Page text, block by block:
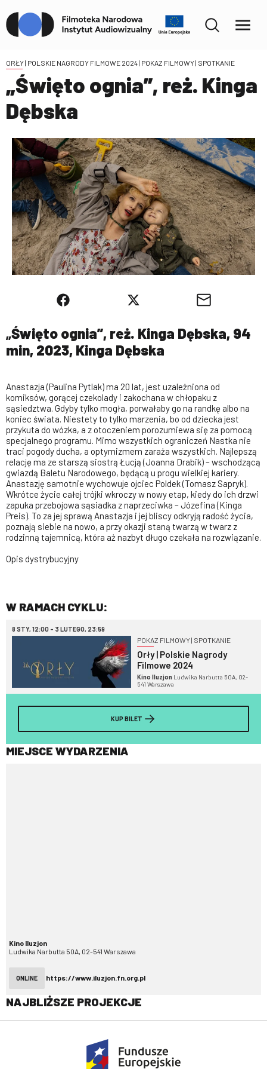
ORŁY | POLSKIE NAGRODY FILMOWE 2024| POKAZ FILMOWY | SPOTKANIE
„Święto ognia”, reż. Kinga
Dębska
„Święto ognia”, reż. Kinga Dębska, 94
min, 2023, Kinga Dębska
Anastazja (Paulina Pytlak) ma 20 lat, jest uzależniona od
komiksów, gorącej czekolady i zakochana w chłopaku z
sąsiedztwa. Gdyby tylko mogła, porwałaby go na randkę albo na
koniec świata. Niestety to tylko marzenia, bo od dziecka jest
przykuta do wózka, a z otoczeniem porozumiewa się za pomocą
specjalnego programu. Mimo wszystkich ograniczeń Nastka nie
traci pogody ducha, a optymizmem zaraża wszystkich. Najlepszą
relację ma ze starszą siostrą Łucją (Joanna Drabik) – wschodzącą
gwiazdą Baletu Narodowego, będącą u progu wielkiej kariery.
Anastazję samotnie wychowuje ojciec Poldek (Tomasz Sapryk).
Wkrótce życie całej trójki wkroczy w nowy etap, kiedy do ich drzwi
zapuka przebojowa sąsiadka z naprzeciwka – Józefina (Kinga
Preis). To za jej sprawą Anastazja i jej bliscy odkryją radość życia,
poznają siebie na nowo, a przy okazji staną twarzą w twarz z
rodzinną tajemnicą, która aż nazbyt długo czekała na rozwiązanie.
Opis dystrybucyjny
W RAMACH CYKLU:
8 STY, 12:00 - 3 LUTEGO, 23:59
POKAZ FILMOWY | SPOTKANIE
Orły | Polskie Nagrody
Filmowe 2024
Kino Iluzjon Ludwika Narbutta 50A, 02-
541 Warszawa
KUP BILET
MIEJSCE WYDARZENIA
Kino Iluzjon
Ludwika Narbutta 50A, 02-541 Warszawa
ONLINE https://www.iluzjon.fn.org.pl
NAJBLIŻSZE PROJEKCJE